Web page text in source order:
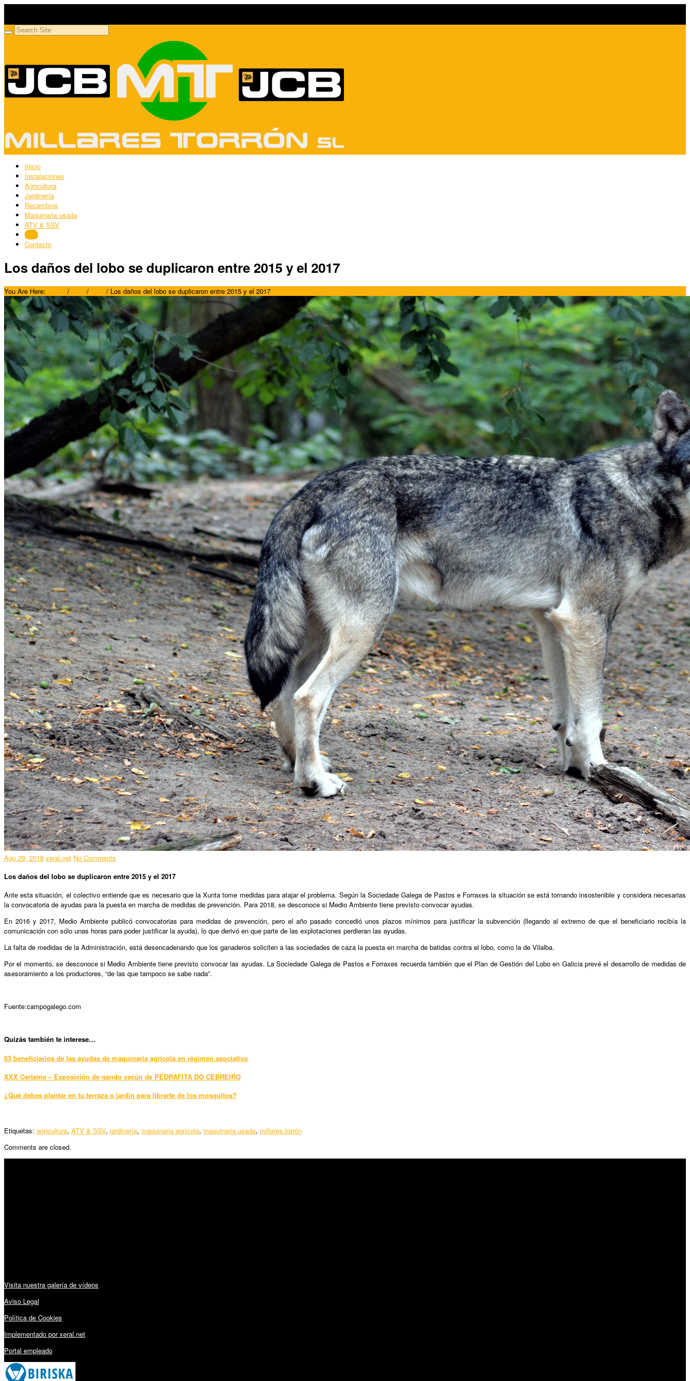
Inicio
Instalaciones
Agricultura
Jardinería
Recambios
Maquinaria usada
ATV & SSV
Blog
Contacto
Los daños del lobo se duplicaron entre 2015 y el 2017
You Are Here: / / / Los daños del lobo se duplicaron entre 2015 y el 2017
Ago 29, 2018 xeral.net No Comments
Los daños del lobo se duplicaron entre 2015 y el 2017
Ante esta situación, el colectivo entiende que es necesario que la Xunta tome medidas para atajar el problema. Según la Sociedade Galega de Pastos e Forraxes la situación se está tornando insostenible y considera necesarias
la convocatoria de ayudas para la puesta en marcha de medidas de prevención. Para 2018, se desconoce si Medio Ambiente tiene previsto convocar ayudas.
En 2016 y 2017, Medio Ambiente publicó convocatorias para medidas de prevención, pero el año pasado concedió unos plazos mínimos para justificar la subvención (llegando al extremo de que el beneficiario recibía la
comunicación con sólo unas horas para poder justificar la ayuda), lo que derivó en que parte de las explotaciones perdieran las ayudas.
La falta de medidas de la Administración, está desencadenando que los ganaderos soliciten a las sociedades de caza la puesta en marcha de batidas contra el lobo, como la de Vilalba.
Por el momento, se desconoce si Medio Ambiente tiene previsto convocar las ayudas. La Sociedade Galega de Pastos e Forraxes recuerda también que el Plan de Gestión del Lobo en Galicia prevé el desarrollo de medidas de
asesoramiento a los productores, “de las que tampoco se sabe nada”.
Fuente:campogalego.com
Quizás también te interese…
63 beneficiarios de las ayudas de maquinaria agrícola en régimen asociativo
XXX Certame – Exposición de gando vacún de PEDRAFITA DO CEBREIRO
¿Qué debes plantar en tu terraza o jardín para librarte de los mosquitos?
Etiquetas: agricultura, ATV & SSV, jardinería, maquinaria agrícola, maquinaria usada, millares torrón
Comments are closed.
Visita nuestra galería de vídeos
Aviso Legal
Política de Cookies
Implementado por xeral.net
Portal empleado